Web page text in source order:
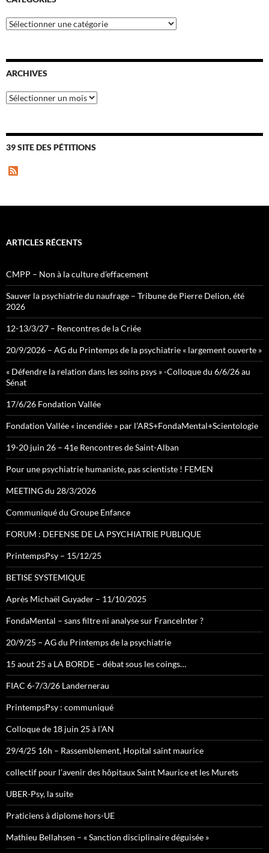
Catégories
ARCHIVES
Archives
39 SITE DES PÉTITIONS
ARTICLES RÉCENTS
CMPP – Non à la culture d’effacement
Sauver la psychiatrie du naufrage – Tribune de Pierre Delion, été
2026
12-13/3/27 – Rencontres de la Criée
20/9/2026 – AG du Printemps de la psychiatrie « largement ouverte »
« Défendre la relation dans les soins psys » -Colloque du 6/6/26 au
Sénat
17/6/26 Fondation Vallée
Fondation Vallée « incendiée » par l’ARS+FondaMental+Scientologie
19-20 juin 26 – 41e Rencontres de Saint-Alban
Pour une psychiatrie humaniste, pas scientiste ! FEMEN
MEETING du 28/3/2026
Communiqué du Groupe Enfance
FORUM : DEFENSE DE LA PSYCHIATRIE PUBLIQUE
PrintempsPsy – 15/12/25
BETISE SYSTEMIQUE
Après Michaël Guyader – 11/10/2025
FondaMental – sans filtre ni analyse sur FranceInter ?
20/9/25 – AG du Printemps de la psychiatrie
15 aout 25 a LA BORDE – débat sous les coings…
FIAC 6-7/3/26 Landernerau
PrintempsPsy : communiqué
Colloque de 18 juin 25 à l’AN
29/4/25 16h – Rassemblement, Hopital saint maurice
collectif pour l’avenir des hôpitaux Saint Maurice et les Murets
UBER-Psy, la suite
Praticiens à diplome hors-UE
Mathieu Bellahsen – « Sanction disciplinaire déguisée »